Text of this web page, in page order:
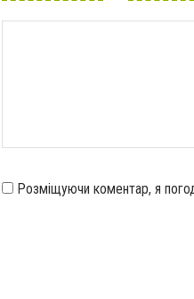
Розміщуючи коментар, я